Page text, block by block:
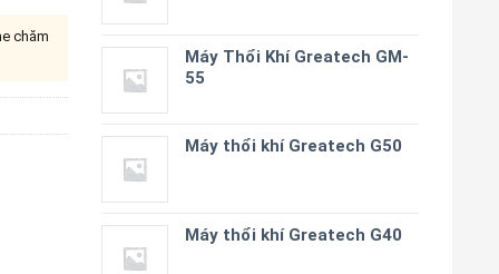
Máy Thổi Khí Greatech GM-
55
Máy thổi khí Greatech G50
Máy thổi khí Greatech G40
chăm